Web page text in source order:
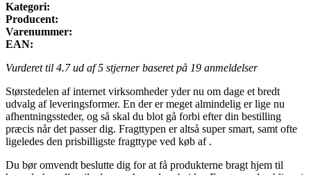
Kategori:
Producent:
Varenummer:
EAN:
Vurderet til 4.7ud af 5 stjerner baseret på 19 anmeldelser
Størstedelen af internet virksomheder yder nu om dage et bredt
udvalg af leveringsformer. En der er meget almindelig er lige nu
afhentningssteder, og så skal du blot gå forbi efter din bestilling
præcis når det passer dig. Fragttypen er altså super smart, samt ofte
ligeledes den prisbilligste fragttype ved køb af .
Du bør omvendt beslutte dig for at få produkterne bragt hjem til